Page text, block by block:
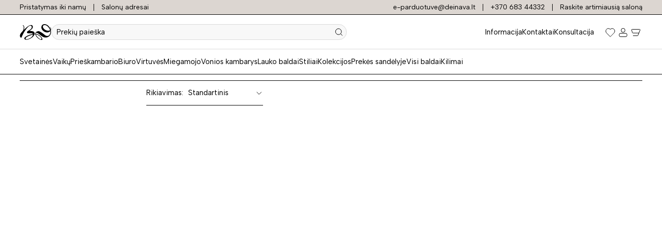
Pristatymas iki namų Salonų adresai e-parduotuve@deinava.lt +370 683 44332 Raskite artimiausią saloną
Prekių
paieška
InformacijaKontaktaiKonsultacija
SvetainėsVaikųPrieškambarioBiuroVirtuvėsMiegamojoVonios kambarysLauko baldaiStiliaiKolekcijosPrekės sandėlyjeVisi baldaiKilimai
Spintos durys
Rikiavimas: Standartinis